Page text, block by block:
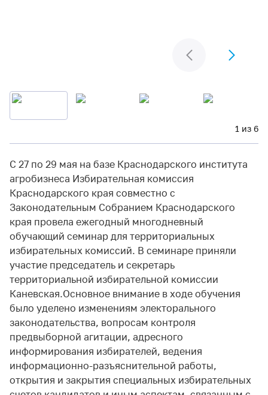
1 из 6
С 27 по 29 мая на базе Краснодарского института
агробизнеса Избирательная комиссия
Краснодарского края совместно с
Законодательным Собранием Краснодарского
края провела ежегодный многодневный
обучающий семинар для территориальных
избирательных комиссий. В семинаре приняли
участие председатель и секретарь
территориальной избирательной комиссии
Каневская.Основное внимание в ходе обучения
было уделено изменениям электорального
законодательства, вопросам контроля
предвыборной агитации, адресного
информирования избирателей, ведения
информационно-разъяснительной работы,
открытия и закрытия специальных избирательных